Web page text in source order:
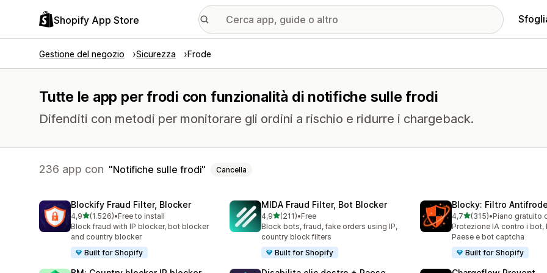
Shopify App Store
Gestione del negozio Sicurezza Frode
Tutte le app per frodi con funzionalità di notifiche sulle frodi
Difenditi con metodi per monitorare gli ordini a rischio e ridurre i chargeback.
236 app con Notifiche sulle frodi Cancella
Blockify Fraud Filter, Blocker
4,9stelle su 5
(1.526)
1526 recensioni totali
•Free to install
Block fraud with IP blocker, bot blocker
and country blocker
Built for Shopify
MIDA Fraud Filter, Bot Blocker
4,9stelle su 5
(211)
211 recensioni totali
•Free
Block bots, fraud, fake orders using IP,
country block filters
Built for Shopify
Blocky: Filtro
4,7stelle su 5
(315)
315 recensioni totali
•Piano gratuito
Protezione IA contro i bot,
Paese e bot captcha
Built for Shopify